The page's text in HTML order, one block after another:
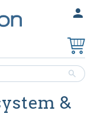
person
&